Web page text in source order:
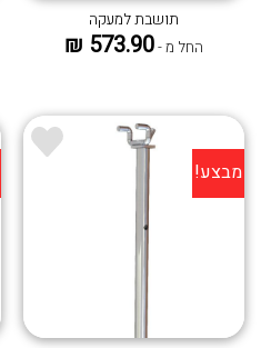
תושבת למעקה
החל מ -573.90
₪
מבצע!